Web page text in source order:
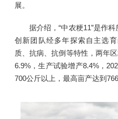
展。
据介绍，“中农粳11”是作
创新团队经多年探索自主选
质、抗病、抗倒等特性，两年
6.9%，生产试验增产8.4%，
700公斤以上，最高亩产达到766